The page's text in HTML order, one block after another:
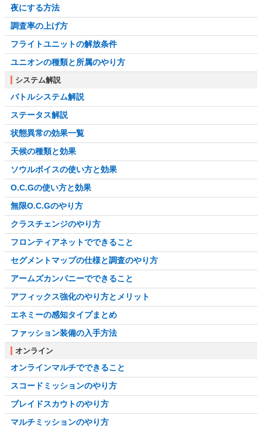
夜にする方法
調査率の上げ方
フライトユニットの解放条件
ユニオンの種類と所属のやり方
システム解説
バトルシステム解説
ステータス解説
状態異常の効果一覧
天候の種類と効果
ソウルボイスの使い方と効果
O.C.Gの使い方と効果
無限O.C.Gのやり方
クラスチェンジのやり方
フロンティアネットでできること
セグメントマップの仕様と調査のやり方
アームズカンパニーでできること
アフィックス強化のやり方とメリット
エネミーの感知タイプまとめ
ファッション装備の入手方法
オンライン
オンラインマルチでできること
スコードミッションのやり方
ブレイドスカウトのやり方
マルチミッションのやり方